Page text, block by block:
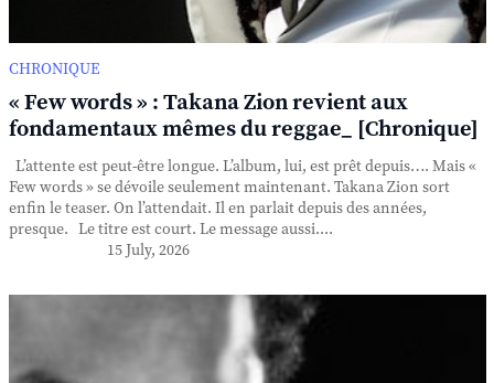
CHRONIQUE
« Few words » : Takana Zion revient aux
fondamentaux mêmes du reggae_ [Chronique]
L’attente est peut-être longue. L’album, lui, est prêt depuis…. Mais «
Few words » se dévoile seulement maintenant. Takana Zion sort
enfin le teaser. On l’attendait. Il en parlait depuis des années,
presque. Le titre est court. Le message aussi....
15 July, 2026